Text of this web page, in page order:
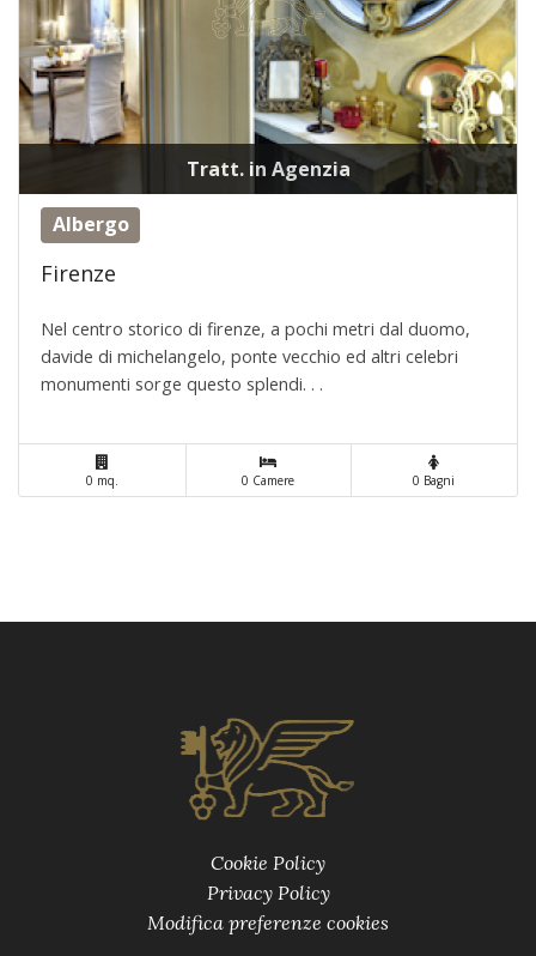
Tratt. in Agenzia
Albergo
Firenze
Nel centro storico di firenze, a pochi metri dal duomo,
davide di michelangelo, ponte vecchio ed altri celebri
monumenti sorge questo splendi. . .
0 mq. 0 Camere 0 Bagni
Cookie Policy
Privacy Policy
Modifica preferenze cookies